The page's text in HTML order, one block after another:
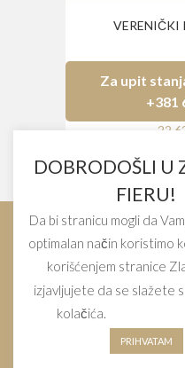
VERENIČKI
Za upit
+381
Bulevar Kralja
Tel.:
Politika privatnosti.
DOBRODOŠLI U
FIERU!
Da bi stranicu mogli da
optimalan način koristimo
korišćenjem stranice
izjavljujete da se slažete
kolačića.
PRIHVATAM